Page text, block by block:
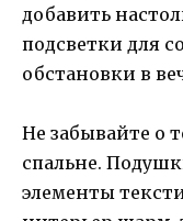
добавить
подсветки для
обстановки в
Не забывайте о
спальне.
элементы